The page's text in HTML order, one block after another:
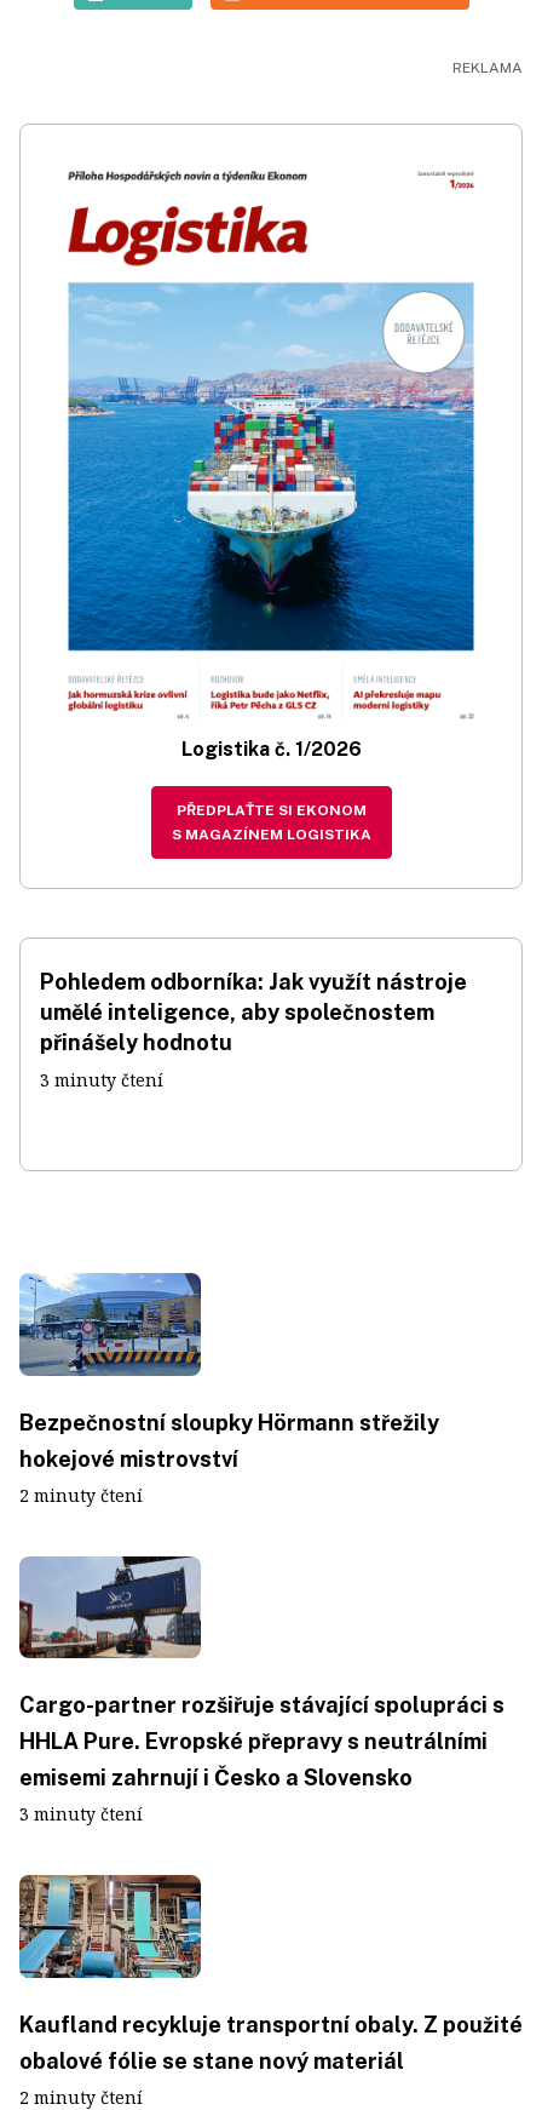
Logistika č. 1/2026
PŘEDPLAŤTE SI EKONOM
S MAGAZÍNEM LOGISTIKA
Pohledem odborníka: Jak využít nástroje
umělé inteligence, aby společnostem
přinášely hodnotu
3 minuty čtení
Bezpečnostní sloupky Hörmann střežily
hokejové mistrovství
2 minuty čtení
Cargo-partner rozšiřuje stávající spolupráci s
HHLA Pure. Evropské přepravy s neutrálními
emisemi zahrnují i Česko a Slovensko
3 minuty čtení
Kaufland recykluje transportní obaly. Z použité
obalové fólie se stane nový materiál
2 minuty čtení